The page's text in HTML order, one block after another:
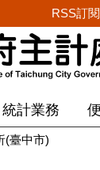
RSS訂
統計業務
(臺中市)